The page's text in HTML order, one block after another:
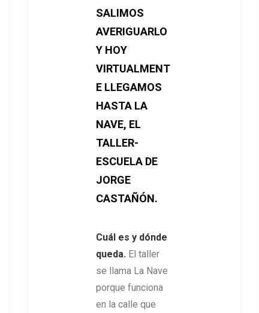
SALIMOS
AVERIGUARLO
Y HOY
VIRTUALMENT
E LLEGAMOS
HASTA LA
NAVE, EL
TALLER-
ESCUELA DE
JORGE
CASTAÑÓN.
Cuál es y dónde
queda. El taller
se llama La Nave
porque funciona
en la calle que